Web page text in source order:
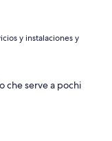
y instalaciones y
che serve a pochi